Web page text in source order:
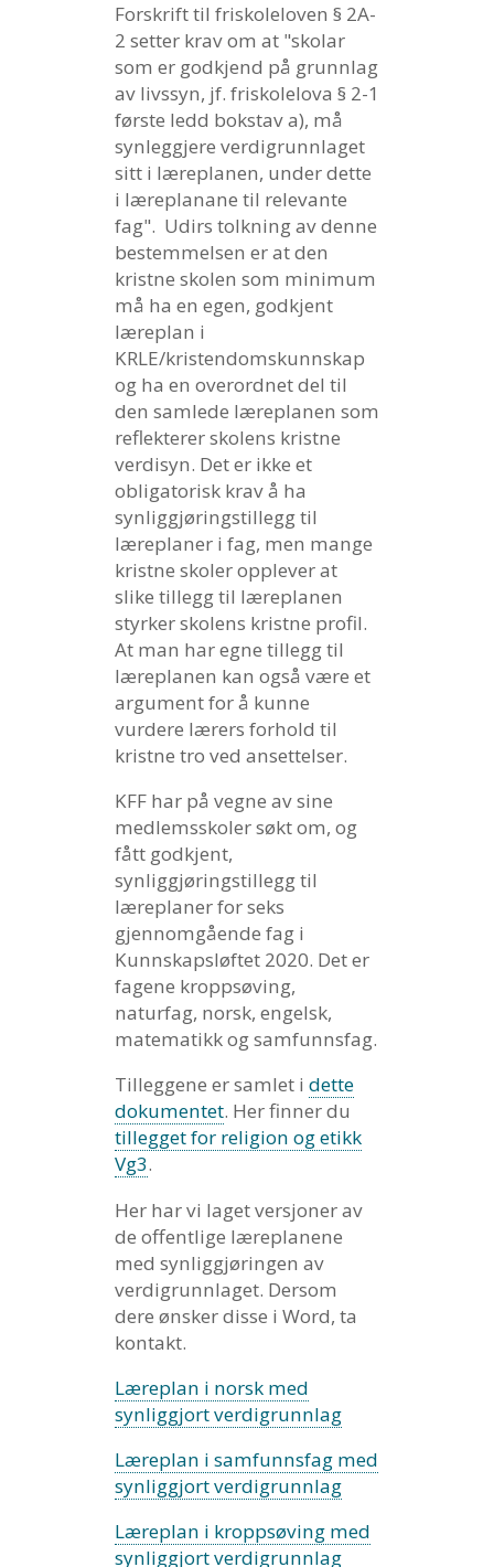
Forskrift til friskoleloven § 2A-
2 setter krav om at "skolar
som er godkjend på grunnlag
av livssyn, jf. friskolelova § 2-1
første ledd bokstav a), må
synleggjere verdigrunnlaget
sitt i læreplanen, under dette
i læreplanane til relevante
fag". Udirs tolkning av denne
bestemmelsen er at den
kristne skolen som minimum
må ha en egen, godkjent
læreplan i
KRLE/kristendomskunnskap
og ha en overordnet del til
den samlede læreplanen som
reflekterer skolens kristne
verdisyn. Det er ikke et
obligatorisk krav å ha
synliggjøringstillegg til
læreplaner i fag, men mange
kristne skoler opplever at
slike tillegg til læreplanen
styrker skolens kristne profil.
At man har egne tillegg til
læreplanen kan også være et
argument for å kunne
vurdere lærers forhold til
kristne tro ved ansettelser.
KFF har på vegne av sine
medlemsskoler søkt om, og
fått godkjent,
synliggjøringstillegg til
læreplaner for seks
gjennomgående fag i
Kunnskapsløftet 2020. Det er
fagene kroppsøving,
naturfag, norsk, engelsk,
matematikk og samfunnsfag.
Tilleggene er samlet i dette
dokumentet. Her finner du
tillegget for religion og etikk
Vg3.
Her har vi laget versjoner av
de offentlige læreplanene
med synliggjøringen av
verdigrunnlaget. Dersom
dere ønsker disse i Word, ta
kontakt.
Læreplan i norsk med
synliggjort verdigrunnlag
Læreplan i samfunnsfag med
synliggjort verdigrunnlag
Læreplan i kroppsøving med
synliggjort verdigrunnlag